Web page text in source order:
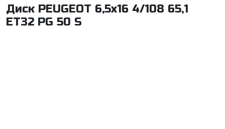
Диск PEUGEOT 6,5x16 4/108 65,1
ET32 PG 50 S